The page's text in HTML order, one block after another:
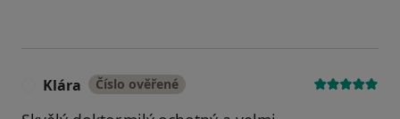
Klára Číslo ověřené